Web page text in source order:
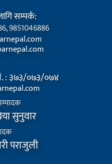
सम्पर्क:
9851046886
: ३७३/०७३/०७४
सुनुवार
पराजुली